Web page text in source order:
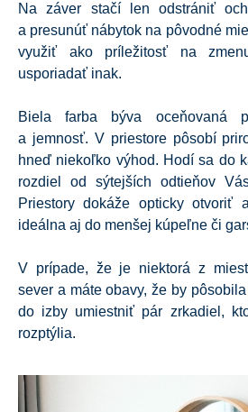
Na záver stačí len odstrániť
a presunúť nábytok na pôvodné
využiť ako príležitosť na
usporiadať inak.
Biela farba býva oceňovaná
a jemnosť. V priestore pôsobí
hneď niekoľko výhod. Hodí sa do
rozdiel od sýtejších odtieňov
Priestory dokáže opticky otvoriť
ideálna aj do menšej kúpeľne či
V prípade, že je niektorá z
sever a máte obavy, že by
do izby umiestniť pár zrkadiel,
rozptýlia.